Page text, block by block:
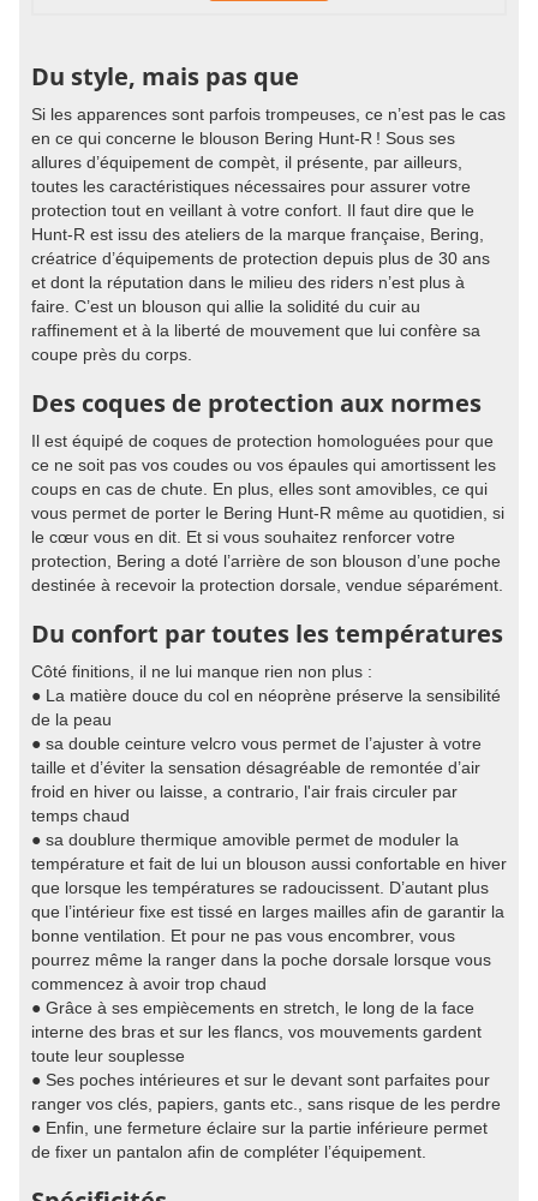
Du style, mais pas que
Si les apparences sont parfois trompeuses, ce n’est pas le cas
en ce qui concerne le blouson Bering Hunt-R ! Sous ses
allures d’équipement de compèt, il présente, par ailleurs,
toutes les caractéristiques nécessaires pour assurer votre
protection tout en veillant à votre confort. Il faut dire que le
Hunt-R est issu des ateliers de la marque française, Bering,
créatrice d’équipements de protection depuis plus de 30 ans
et dont la réputation dans le milieu des riders n’est plus à
faire. C’est un blouson qui allie la solidité du cuir au
raffinement et à la liberté de mouvement que lui confère sa
coupe près du corps.
Des coques de protection aux normes
Il est équipé de coques de protection homologuées pour que
ce ne soit pas vos coudes ou vos épaules qui amortissent les
coups en cas de chute. En plus, elles sont amovibles, ce qui
vous permet de porter le Bering Hunt-R même au quotidien, si
le cœur vous en dit. Et si vous souhaitez renforcer votre
protection, Bering a doté l’arrière de son blouson d’une poche
destinée à recevoir la protection dorsale, vendue séparément.
Du confort par toutes les températures
Côté finitions, il ne lui manque rien non plus :
● La matière douce du col en néoprène préserve la sensibilité
de la peau
● sa double ceinture velcro vous permet de l’ajuster à votre
taille et d’éviter la sensation désagréable de remontée d’air
froid en hiver ou laisse, a contrario, l'air frais circuler par
temps chaud
● sa doublure thermique amovible permet de moduler la
température et fait de lui un blouson aussi confortable en hiver
que lorsque les températures se radoucissent. D’autant plus
que l’intérieur fixe est tissé en larges mailles afin de garantir la
bonne ventilation. Et pour ne pas vous encombrer, vous
pourrez même la ranger dans la poche dorsale lorsque vous
commencez à avoir trop chaud
● Grâce à ses empiècements en stretch, le long de la face
interne des bras et sur les flancs, vos mouvements gardent
toute leur souplesse
● Ses poches intérieures et sur le devant sont parfaites pour
ranger vos clés, papiers, gants etc., sans risque de les perdre
● Enfin, une fermeture éclaire sur la partie inférieure permet
de fixer un pantalon afin de compléter l’équipement.